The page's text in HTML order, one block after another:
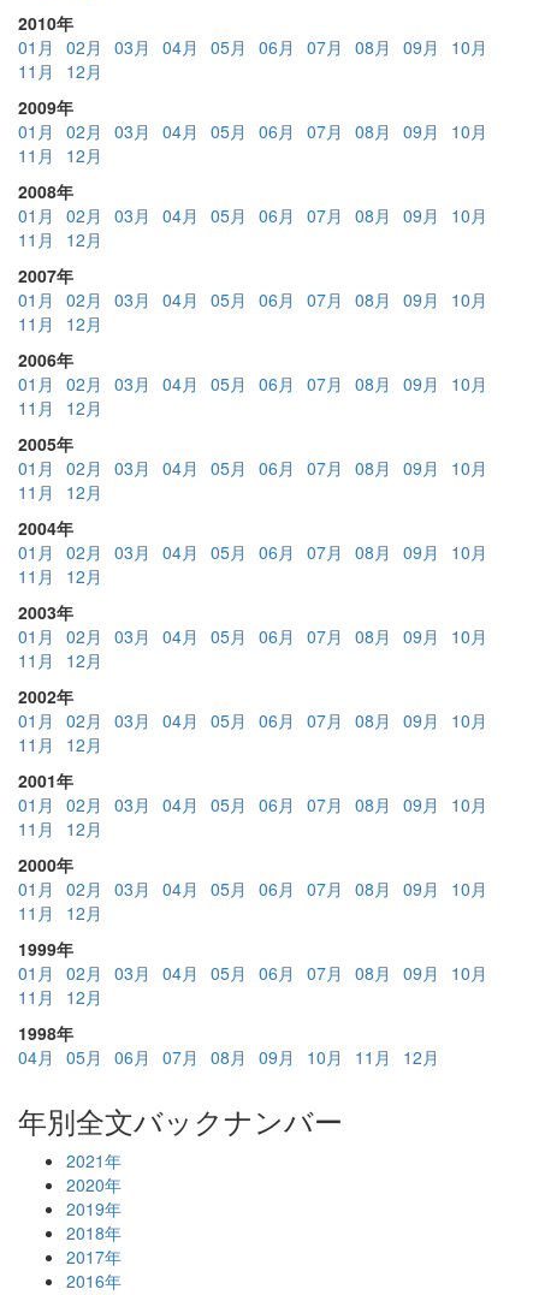
2010年
01月
02月 03月 04月 05月 06月 07月 08月 09月
10月
11月
12月
2009年
01月
02月 03月 04月 05月 06月 07月 08月 09月
10月
11月
12月
2008年
01月
02月 03月 04月 05月 06月 07月 08月 09月
10月
11月
12月
2007年
01月
02月 03月 04月 05月 06月 07月 08月 09月
10月
11月
12月
2006年
01月
02月 03月 04月 05月 06月 07月 08月 09月
10月
11月
12月
2005年
01月
02月 03月 04月 05月 06月 07月 08月 09月
10月
11月
12月
2004年
01月
02月 03月 04月 05月 06月 07月 08月 09月
10月
11月
12月
2003年
01月
02月 03月 04月 05月 06月 07月 08月 09月
10月
11月
12月
2002年
01月
02月 03月 04月 05月 06月 07月 08月 09月
10月
11月
12月
2001年
01月
02月 03月 04月 05月 06月 07月 08月 09月
10月
11月
12月
2000年
01月
02月 03月 04月 05月 06月 07月 08月 09月
10月
11月
12月
1999年
01月
02月 03月 04月 05月 06月 07月 08月 09月
10月
11月
12月
1998年
04月
05月 06月 07月 08月 09月 10月 11月 12月
年別全文バックナンバー
2021年
2020年
2019年
2018年
2017年
2016年